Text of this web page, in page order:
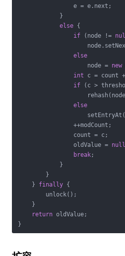
                e = e.next;
            }
else {
if (node !=
else
                    node =
new
int c = count +
if (c >
else
                ++modCount;
                count = c;
                oldValue =
null
break;
            }
        }
    }
finally {
        unlock();
    }
return oldValue;
}